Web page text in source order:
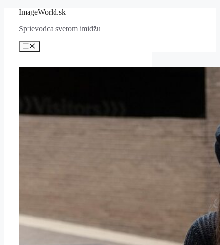
Preskočiť
obsah
ImageWorld.sk
Sprievodca svetom imidžu
Menu